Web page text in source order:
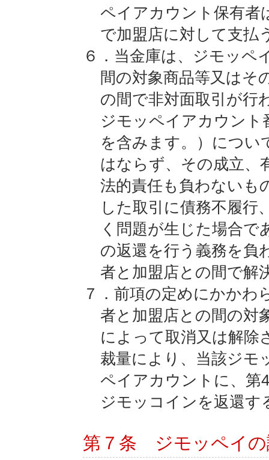
ペイアカウント保有者
で加盟店に対して支払
６．当金庫は、ジモッペ
間の対象商品等又はそ
の間で非対面取引が行
ジモッペイアカウント
を含みます。）につい
はならず、その成立、
法的責任も負わないも
した取引に債務不履行
く問題が生じた場合
の返還を行う義務を負
者と加盟店との間で解
７．前項の定めにかかわ
者と加盟店との間の対
によって取消又は解除
裁量により、当該ジモ
ペイアカウントに、第
ジモッコインを返還す
第７条 ジモッペイの